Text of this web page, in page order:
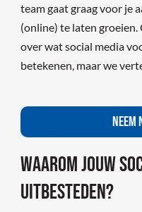
team gaat graag voor je
(online) te laten groeien.
over wat social media
betekenen, maar we
NEEM
Waarom jouw
uitbesteden?